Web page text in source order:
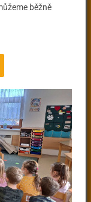
běžně